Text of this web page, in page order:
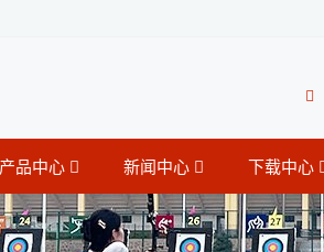
产品中心 新闻中心 下载中心